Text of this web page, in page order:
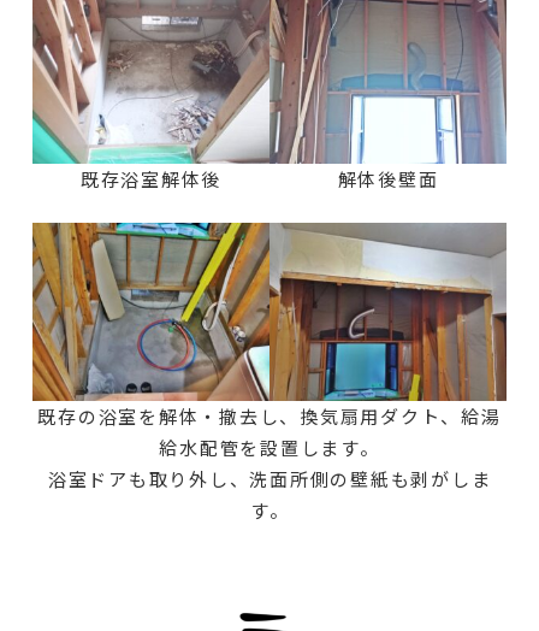
既存浴室解体後 解体後壁面
既存の浴室を解体・撤去し、換気扇用ダクト、給湯
給水配管を設置します。
浴室ドアも取り外し、洗面所側の壁紙も剥がしま
す。